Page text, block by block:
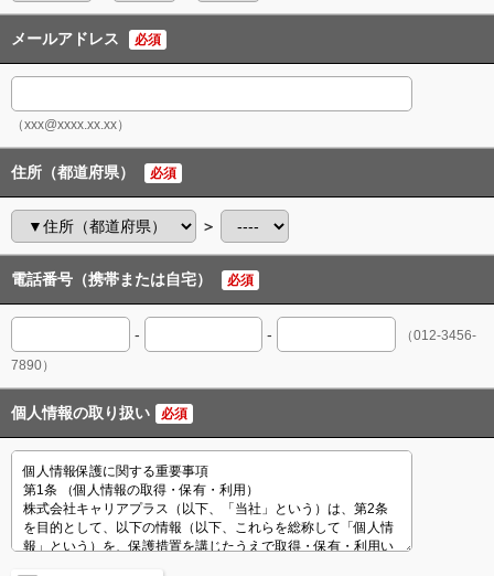
メールアドレス 必須
（xxx@xxxx.xx.xx）
住所（都道府県） 必須
＞
電話番号（携帯または自宅） 必須
- -
（012-3456-
7890）
個人情報の取り扱い 必須